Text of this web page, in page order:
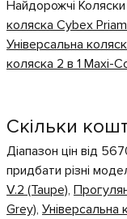
Найдорожчі
коляска Cybex
Універсальна
коляска 2 в 1 Maxi-
Скільки
Діапазон цін від
придбати різні
V.2 (Taupe),
Grey), Універсальна